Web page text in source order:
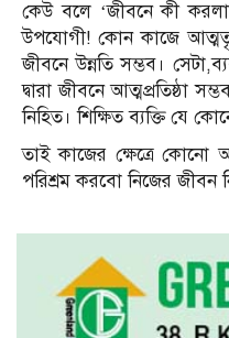
কেউ বলে ‘জীবনে কী
উপযোগী! কোন কাজে
জীবনে উন্নতি সম্ভব।
দ্বারা জীবনে
নিহিত। শিক্ষিত ব্যক্তি যে
তাই কাজের ক্ষেত্রে কোনো
পরিশ্রম করবো নিজের